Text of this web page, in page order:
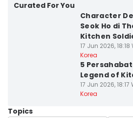
Curated For You
Character
Seok Ho di
Kitchen
17 Jun 2026, 18:18
Korea
5
Legend of
17 Jun 2026, 18:17
Korea
Topics